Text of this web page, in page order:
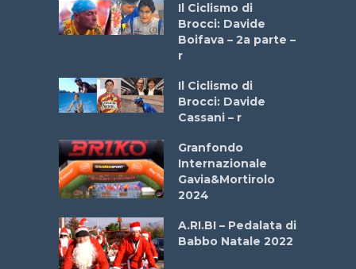
Il Ciclismo di
Brocci: Davide
Boifava – 2a parte –
r
Il Ciclismo di
Brocci: Davide
Cassani – r
Granfondo
Internazionale
Gavia&Mortirolo
2024
A.RI.BI – Pedalata di
Babbo Natale 2022